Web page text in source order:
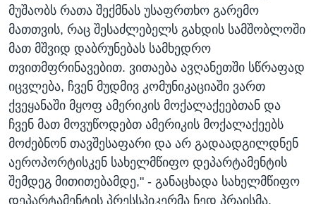
მუშაობს რათა შექმნას უსაფრთხო გარემო
მათთვის, რაც შესაძლებელს გახდის სამშობლოში
მათ მშვიდ დაბრუნებას სამხედრო
თვითმფრინავებით. ვითაება ავღანეთში სწრაფად
იცვლება, ჩვენ მუდმივ კომუნიკაციაში ვართ
ქვეყანაში მყოფ ამერიკის მოქალაქეებთან და
ჩვენ მათ მოვუწოდებთ ამერიკის მოქალაქეებს
მოძებნონ თავშესაფარი და არ გადაადგილდნენ
აეროპორტისკენ სახელმწიფო დეპარტამენტის
შემდეგ მითითებამდე," - განაცხადა სახელმწიფო
დეპარტამენტის პრესსპიკერმა ნედ პრაისმა.